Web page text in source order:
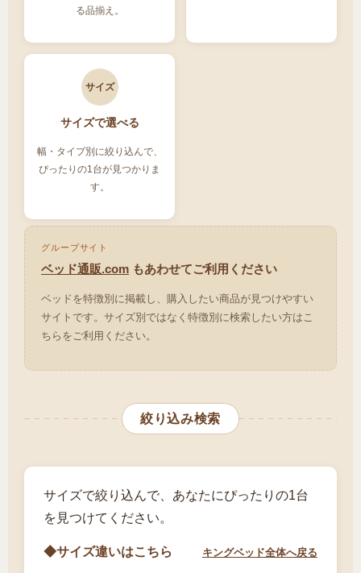
る品揃え。
サイズ
サイズで選べる
幅・タイプ別に絞り込んで、
ぴったりの1台が見つかりま
す。
グループサイト
ベッド通販.com もあわせてご利用ください
ベッドを特徴別に掲載し、購入したい商品が見つけやすい
サイトです。サイズ別ではなく特徴別に検索したい方はこ
ちらをご利用ください。
絞り込み検索
サイズで絞り込んで、あなたにぴったりの1台
を見つけてください。
◆サイズ違いはこちら キングベッド全体へ戻る